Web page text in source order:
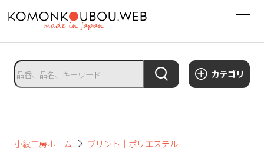
カテゴリ
小紋工房ホーム
プリント｜ポリエステル
サ
イ
ト
タ
イ
ト